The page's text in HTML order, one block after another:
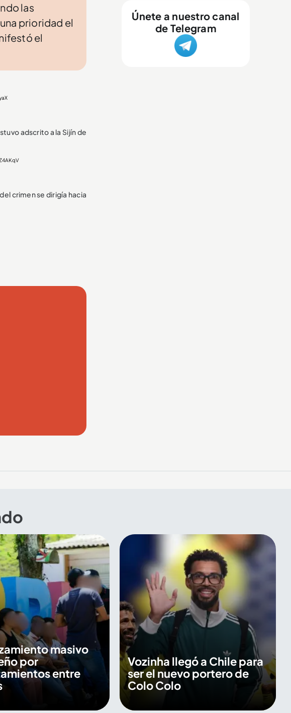
las
prioridad el
el
adscrito a la Sijín de
crimen se dirigía hacia
Únete a nuestro canal
de Telegram
masivo
por
entre
Vozinha llegó a Chile para
ser el nuevo portero de
Colo Colo